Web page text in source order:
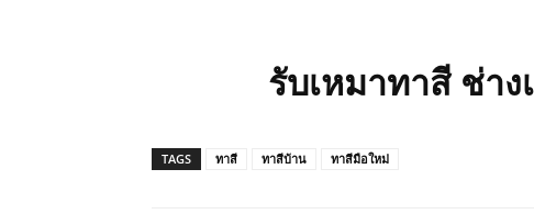
รับเหมาทาสี ช่าง
TAGS ทาสี ทาสีบ้าน ทาสีมือใหม่